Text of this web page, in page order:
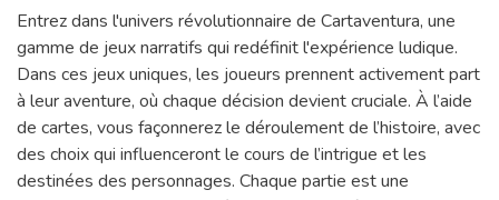
Entrez dans l'univers révolutionnaire de Cartaventura, une
gamme de jeux narratifs qui redéfinit l'expérience ludique.
Dans ces jeux uniques, les joueurs prennent activement part
à leur aventure, où chaque décision devient cruciale. À l’aide
de cartes, vous façonnerez le déroulement de l’histoire, avec
des choix qui influenceront le cours de l’intrigue et les
destinées des personnages. Chaque partie est une